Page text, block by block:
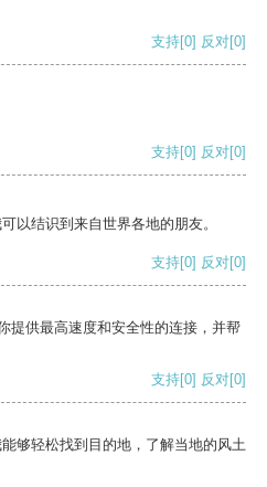
支持[0] 反对[0]
支持[0] 反对[0]
以结识到来自世界各地的朋友。
支持[0] 反对[0]
提供最高速度和安全性的连接，并帮
支持[0] 反对[0]
够轻松找到目的地，了解当地的风土